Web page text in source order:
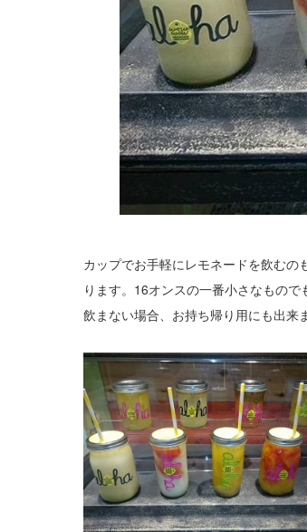
カップでお手軽にレモネードを飲む
ります。16オンスの一番小さなもの
飲まない場合、お持ち帰り用にも出来